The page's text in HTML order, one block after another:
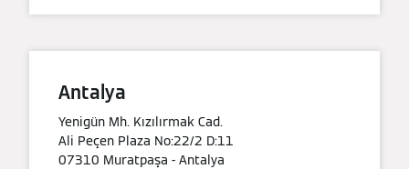
Antalya
Yenigün Mh. Kızılırmak Cad.
Ali Peçen Plaza No:22/2 D:11
07310 Muratpaşa - Antalya